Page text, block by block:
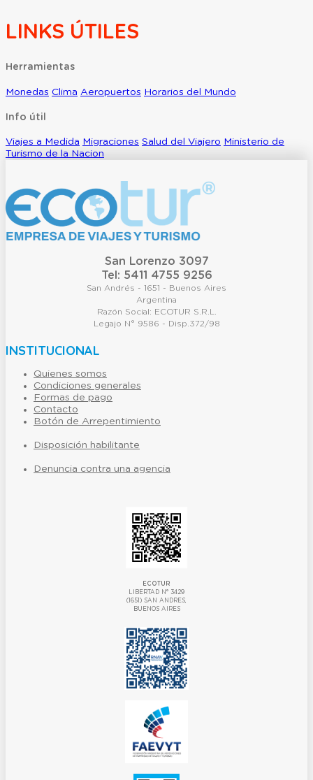
LINKS ÚTILES
Herramientas
Monedas Clima Aeropuertos Horarios del Mundo
Info útil
Viajes a Medida Migraciones Salud del Viajero Ministerio de
Turismo de la Nacion
San Lorenzo 3097
Tel: 5411 4755 9256
San Andrés - 1651 - Buenos Aires
Argentina
Razón Social: ECOTUR S.R.L.
Legajo N° 9586 - Disp.372/98
INSTITUCIONAL
Quienes somos
Condiciones generales
Formas de pago
Contacto
Botón de Arrepentimiento
Disposición habilitante
Denuncia contra una agencia
ECOTUR
LIBERTAD N° 3429
(1651) SAN ANDRES,
BUENOS AIRES